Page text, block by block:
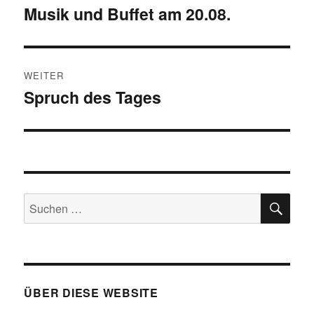
Vorheriger
Musik und Buffet am 20.08.
WEITER
Nächster
Spruch des Tages
Suchen
nach:
ÜBER DIESE WEBSITE